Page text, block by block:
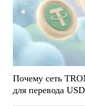
Почему сеть
для перевода